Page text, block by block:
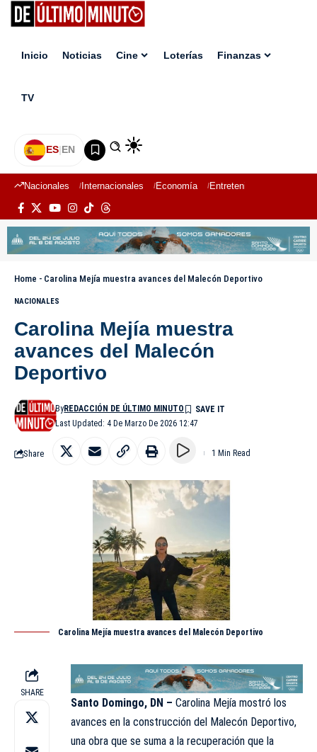
Inicio Noticias Cine Loterías Finanzas
TV
ES|EN
Nacionales Internacionales Economía Entretenimiento
Home - Carolina Mejía muestra avances del Malecón Deportivo
NACIONALES
Carolina Mejía muestra
avances del Malecón
Deportivo
Last Updated: 4 De Marzo De 2026 12:47
ByREDACCIÓN DE ÚLTIMO MINUTO
Share 1 Min Read
Carolina Mejía muestra avances del Malecón Deportivo
SHARE
Santo Domingo, DN – Carolina Mejía mostró los
avances en la construcción del Malecón Deportivo,
una obra que se suma a la recuperación que la